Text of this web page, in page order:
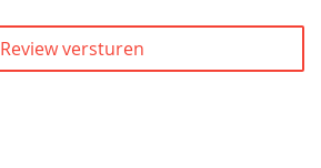
Review versturen